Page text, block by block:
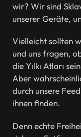
wir? Wir sind
unserer Geräte,
Vielleicht sollten
und uns fragen,
die Yılkı Atları
Aber
durch unsere
ihnen finden.
Denn echte